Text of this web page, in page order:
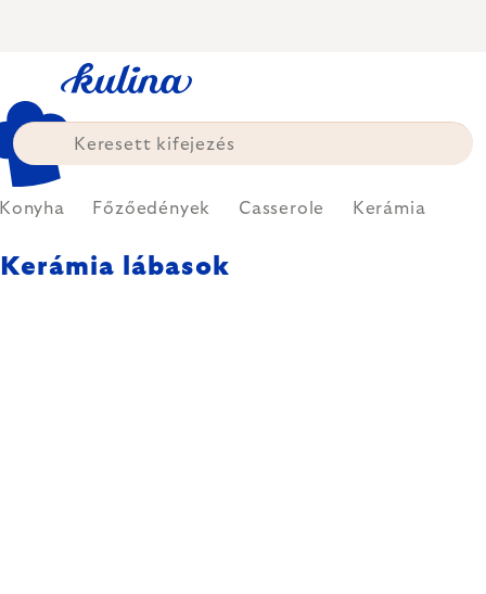
tartalomhoz
Konyha Főzőedények Casserole Kerámia
Kerámia lábasok